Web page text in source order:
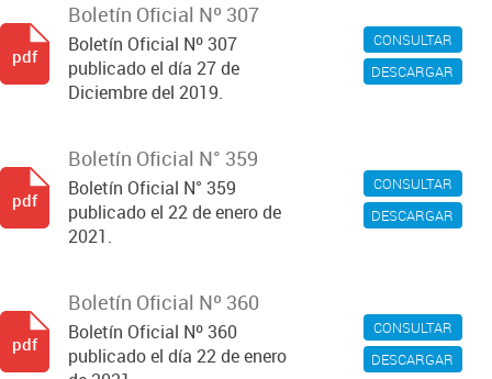
CONSULTAR
DESCARGAR
Boletín Oficial Nº 307
Boletín Oficial Nº 307
publicado el día 27 de
Diciembre del 2019.
pdf
CONSULTAR
DESCARGAR
Boletín Oficial N° 359
Boletín Oficial N° 359
publicado el 22 de enero de
2021.
pdf
CONSULTAR
DESCARGAR
Boletín Oficial Nº 360
Boletín Oficial Nº 360
publicado el día 22 de enero
pdf